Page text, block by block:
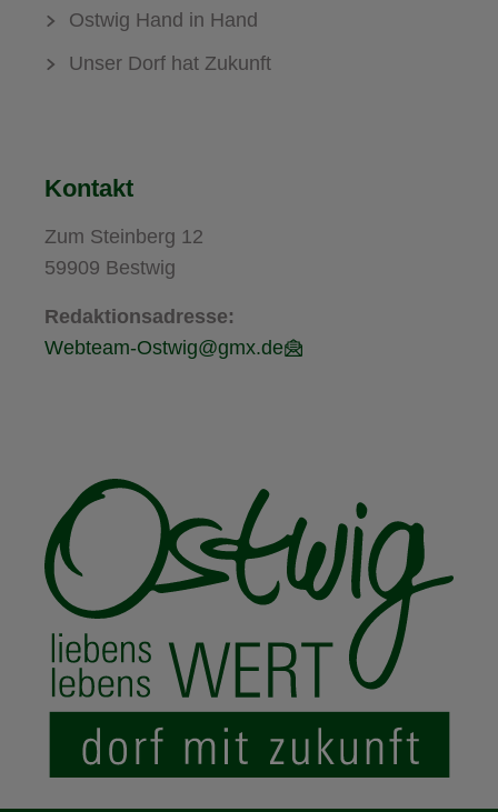
Ostwig Hand in Hand
Unser Dorf hat Zukunft
Kontakt
Zum Steinberg 12
59909 Bestwig
Redaktionsadresse:
Webteam-Ostwig@gmx.de